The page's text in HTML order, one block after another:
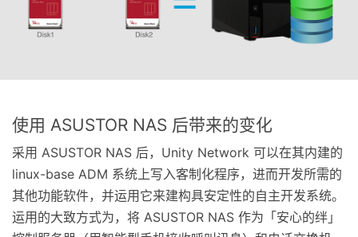
使用 ASUSTOR NAS 后带来的变化
采用 ASUSTOR NAS 后，Unity Network 可以在其内建的
linux-base ADM 系统上写入客制化程序，进而开发所需的
其他功能软件，并运用它来建构具安定性的自主开发系统。
运用的大致方式为，将 ASUSTOR NAS 作为「安心的绊」